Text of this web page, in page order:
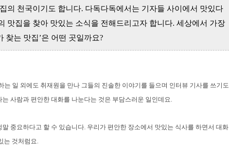
의 천국이기도 합니다. 다독다독에서는 기자들 사이에서 맛있다
맛집을 찾아 맛있는 소식을 전해드리고자 합니다. 세상에서 가장
찾는 맛집’은 어떤 곳일까요?
는 일 외에도 취재원을 만나 그들의 진솔한 이야기를 들으며 인터뷰 기사를 쓰기도
사람과 편안한 대화를 나눈다는 것은 부담스러운 일인데요.
중요하다고 할 수 있습니다. 우리가 편안한 장소에서 맛있는 식사를 하면서 대화
는 것처럼요.